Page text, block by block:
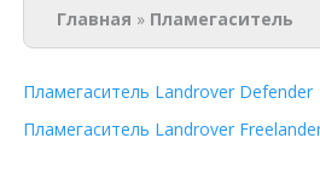
Главная » Пламегаситель
Пламегаситель Landrover Defender
Пламегаситель Landrover